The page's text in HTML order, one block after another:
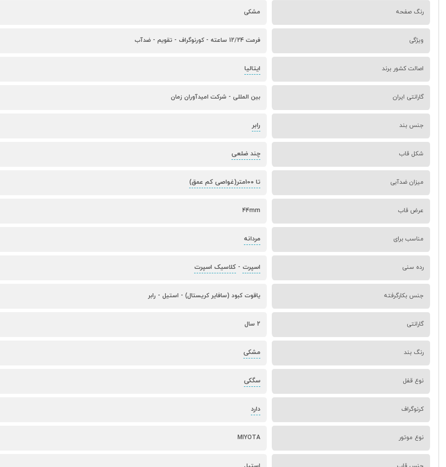
رنگ صفحه مشکی
ویژگی فرمت 12/24 ساعته - کورنوگراف - تقویم - ضدآب
اصالت کشور برند ایتالیا
گارانتی ایران بین المللی - شرکت امیدآوران زمان
جنس بند رابر
شکل قاب چند ضلعی
میزان ضدآبی تا 100متر(غواصی کم عمق)
عرض قاب 44mm
مناسب برای مردانه
رده سنی اسپرت -کلاسیک اسپرت
جنس بکارگرفته یاقوت کبود (سافایر کریستال) - استیل - رابر
گارانتی 2 سال
رنگ بند مشکی
نوع قفل سگکی
کرنوگراف دارد
نوع موتور MIYOTA